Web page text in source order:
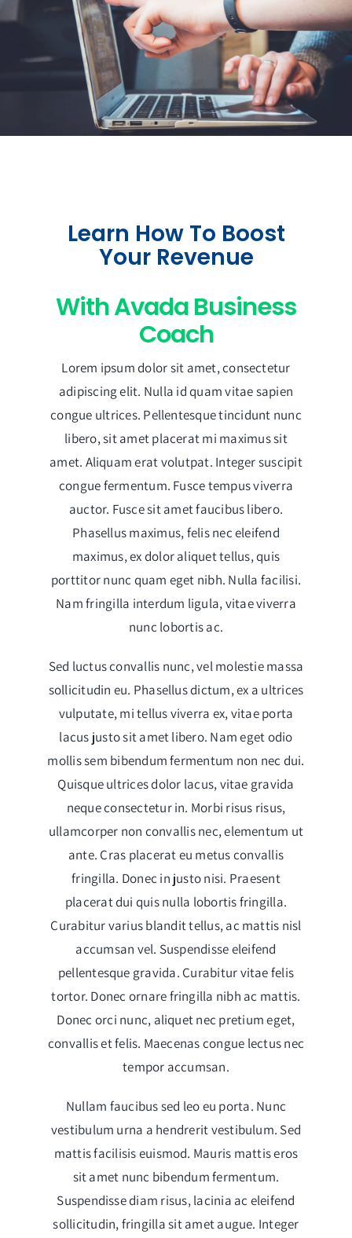
Learn How To Boost
Your Revenue
With Avada Business
Coach
Lorem ipsum dolor sit amet, consectetur
adipiscing elit. Nulla id quam vitae sapien
congue ultrices. Pellentesque tincidunt nunc
libero, sit amet placerat mi maximus sit
amet. Aliquam erat volutpat. Integer suscipit
congue fermentum. Fusce tempus viverra
auctor. Fusce sit amet faucibus libero.
Phasellus maximus, felis nec eleifend
maximus, ex dolor aliquet tellus, quis
porttitor nunc quam eget nibh. Nulla facilisi.
Nam fringilla interdum ligula, vitae viverra
nunc lobortis ac.
Sed luctus convallis nunc, vel molestie massa
sollicitudin eu. Phasellus dictum, ex a ultrices
vulputate, mi tellus viverra ex, vitae porta
lacus justo sit amet libero. Nam eget odio
mollis sem bibendum fermentum non nec dui.
Quisque ultrices dolor lacus, vitae gravida
neque consectetur in. Morbi risus risus,
ullamcorper non convallis nec, elementum ut
ante. Cras placerat eu metus convallis
fringilla. Donec in justo nisi. Praesent
placerat dui quis nulla lobortis fringilla.
Curabitur varius blandit tellus, ac mattis nisl
accumsan vel. Suspendisse eleifend
pellentesque gravida. Curabitur vitae felis
tortor. Donec ornare fringilla nibh ac mattis.
Donec orci nunc, aliquet nec pretium eget,
convallis et felis. Maecenas congue lectus nec
tempor accumsan.
Nullam faucibus sed leo eu porta. Nunc
vestibulum urna a hendrerit vestibulum. Sed
mattis facilisis euismod. Mauris mattis eros
sit amet nunc bibendum fermentum.
Suspendisse diam risus, lacinia ac eleifend
sollicitudin, fringilla sit amet augue. Integer